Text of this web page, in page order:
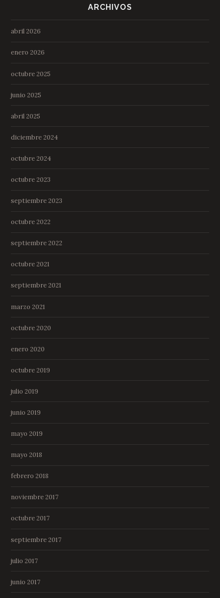
ARCHIVOS
abril 2026
enero 2026
octubre 2025
junio 2025
abril 2025
diciembre 2024
octubre 2024
octubre 2023
septiembre 2023
octubre 2022
septiembre 2022
octubre 2021
septiembre 2021
marzo 2021
octubre 2020
enero 2020
octubre 2019
julio 2019
junio 2019
mayo 2019
mayo 2018
febrero 2018
noviembre 2017
octubre 2017
septiembre 2017
julio 2017
junio 2017